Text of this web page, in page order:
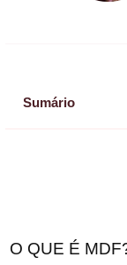
Sumário
O QUE É